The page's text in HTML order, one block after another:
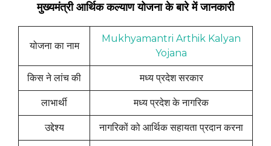
मुख्यमंत्री आर्थिक कल्याण योजना के बारे में जानकारी
योजना का नाम
Mukhyamantri Arthik Kalyan
Yojana
किस ने लांच की मध्य प्रदेश सरकार
लाभार्थी मध्य प्रदेश के नागरिक
उद्देश्य नागरिकों को आर्थिक सहायता प्रदान करना